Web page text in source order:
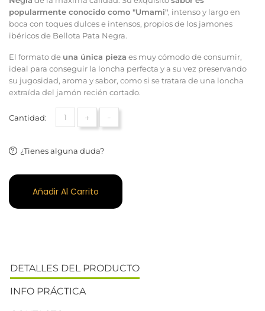
popularmente conocido como "Umami", intenso y largo en
boca con toques dulces e intensos, propios de los jamones
ibéricos de Bellota Pata Negra.
El formato de una única pieza es muy cómodo de consumir,
ideal para conseguir la loncha perfecta y a su vez preservando
su jugosidad, aroma y sabor, como si se tratara de una loncha
extraída del jamón recién cortado.
Cantidad: + -
¿Tienes alguna duda?
Añadir Al Carrito
DETALLES DEL PRODUCTO
INFO PRÁCTICA